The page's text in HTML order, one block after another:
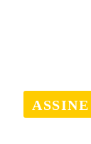
ASSINE